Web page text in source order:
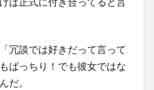
冗談では好きだって言って
ばっちり！でも彼女ではな
だ。